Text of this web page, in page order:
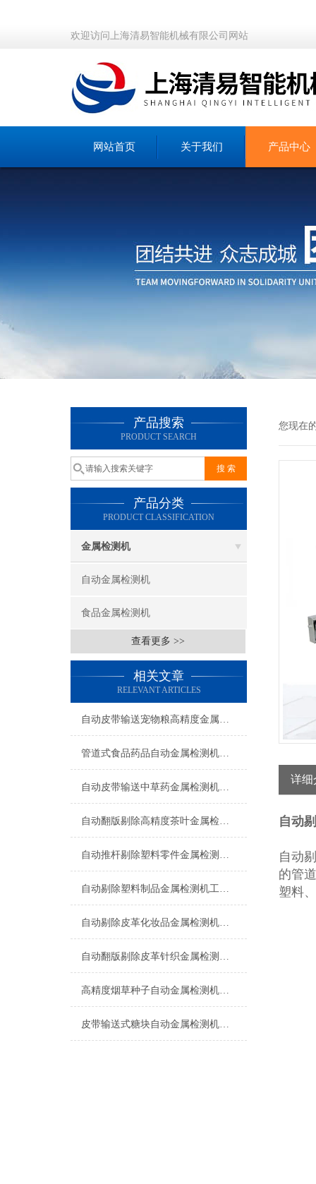
欢迎访问上海清易智能机械有限公司网站
网站首页 关于我们 产品中心
产品搜索
PRODUCT SEARCH
产品分类
PRODUCT CLASSIFICATION
金属检测机
自动金属检测机
食品金属检测机
查看更多 >>
相关文章
RELEVANT ARTICLES
自动皮带输送宠物粮高精度金属检测机生产厂家
管道式食品药品自动金属检测机支持定制
自动皮带输送中草药金属检测机操作简单
自动翻版剔除高精度茶叶金属检测机厂家
自动推杆剔除塑料零件金属检测机操作简单
自动剔除塑料制品金属检测机工厂生产
自动剔除皮革化妆品金属检测机支持定制
自动翻版剔除皮革针织金属检测机生产厂家
高精度烟草种子自动金属检测机设备
皮带输送式糖块自动金属检测机厂家
您现在
详细
自动
自动
的管
塑料